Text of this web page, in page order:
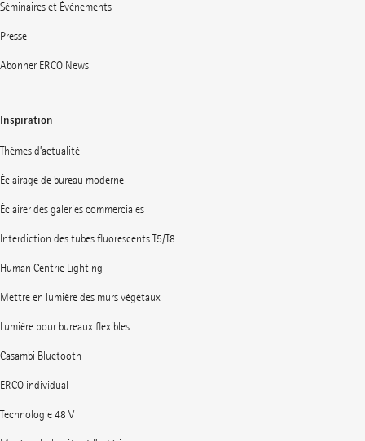
Séminaires et Événements
Presse
Abonner ERCO News
Inspiration
Thèmes d’actualité
Éclairage de bureau moderne
Éclairer des galeries commerciales
Interdiction des tubes fluorescents T5/T8
Human Centric Lighting
Mettre en lumière des murs végétaux
Lumière pour bureaux flexibles
Casambi Bluetooth
ERCO individual
Technologie 48 V